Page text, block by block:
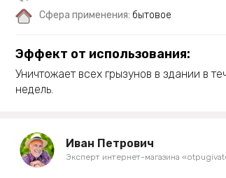
Сфера применения: бытовое
Эффект от использования:
Уничтожает всех грызунов в здании в
недель.
Иван Петрович
Эксперт интернет-магазина